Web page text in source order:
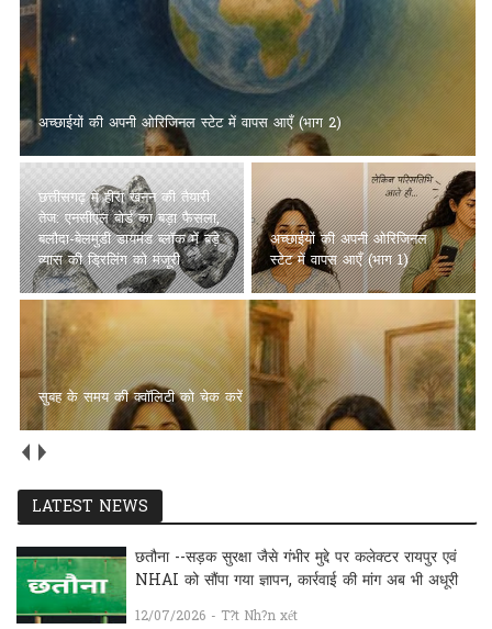
अच्छाईयों की अपनी ओरिजिनल स्टेट में वापस आएँ (भाग 2)
छत्तीसगढ़ में हीरा खनन की तैयारी
तेज: एनसीएल बोर्ड का बड़ा फैसला,
बलौदा-बेलमुंडी डायमंड ब्लॉक में बड़े
व्यास की ड्रिलिंग को मंजूरी
अच्छाईयों की अपनी ओरिजिनल
स्टेट में वापस आएँ (भाग 1)
सुबह के समय की क्वॉलिटी को चेक करें
LATEST NEWS
छतौना --सड़क सुरक्षा जैसे गंभीर मुद्दे पर कलेक्टर रायपुर एवं
NHAI को सौंपा गया ज्ञापन, कार्रवाई की मांग अब भी अधूरी
12/07/2026 - T?t Nh?n xét